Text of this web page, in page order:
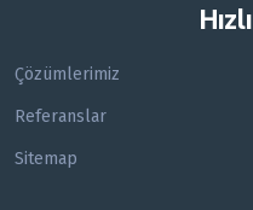
Çözümlerimiz
Referanslar
Sitemap